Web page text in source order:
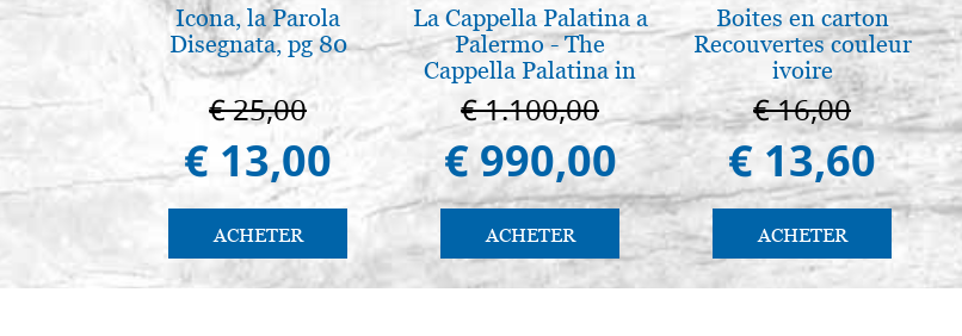
Icona, la Parola
Disegnata, pg 80
€ 25,00
€ 13,00
ACHETER
La Cappella Palatina a
Palermo - The
Cappella Palatina in
Palermo
€ 1.100,00
€ 990,00
ACHETER
Boites en carton
Recouvertes couleur
ivoire
€ 16,00
€ 13,60
ACHETER